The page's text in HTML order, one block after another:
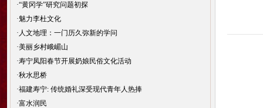
·“黄冈学”研究问题初探
·魅力李杜文化
· 人文地理：一门历久弥新的学问
·美丽乡村峨嵋山
·寿宁凤阳春节开展奶娘民俗文化活动
·秋水思桥
·福建寿宁: 传统婚礼深受现代青年人热捧
·富水润民